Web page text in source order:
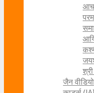
जैन वीडियो